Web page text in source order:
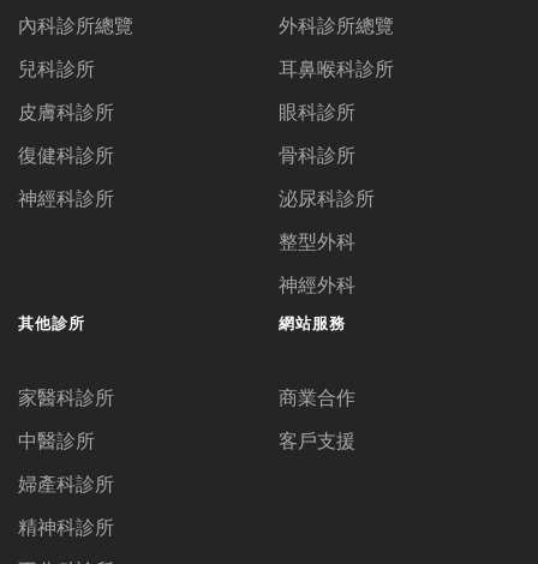
內科診所總覽
兒科診所
皮膚科診所
復健科診所
神經科診所
外科診所總覽
耳鼻喉科診所
眼科診所
骨科診所
泌尿科診所
整型外科
神經外科
其他診所
家醫科診所
中醫診所
婦產科診所
精神科診所
網站服務
商業合作
客戶支援